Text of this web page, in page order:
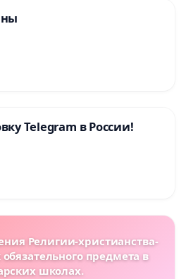
Telegram в России!
Религии-христианства-
предмета в
школах.